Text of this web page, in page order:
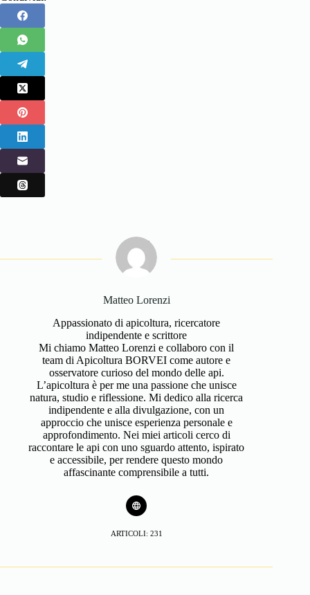
Matteo Lorenzi
Appassionato di apicoltura, ricercatore
indipendente e scrittore
Mi chiamo Matteo Lorenzi e collaboro con il
team di Apicoltura BORVEI come autore e
osservatore curioso del mondo delle api.
L’apicoltura è per me una passione che unisce
natura, studio e riflessione. Mi dedico alla ricerca
indipendente e alla divulgazione, con un
approccio che unisce esperienza personale e
approfondimento. Nei miei articoli cerco di
raccontare le api con uno sguardo attento, ispirato
e accessibile, per rendere questo mondo
affascinante comprensibile a tutti.
ARTICOLI: 231